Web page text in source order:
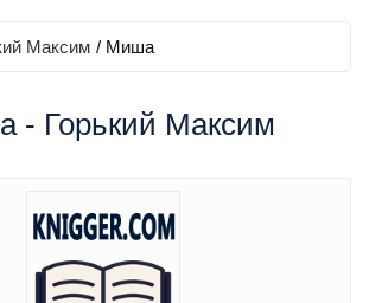
Максим / Миша
- Горький Максим